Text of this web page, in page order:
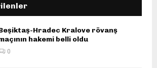
Hradec Kralove rövanş
hakemi belli oldu
0